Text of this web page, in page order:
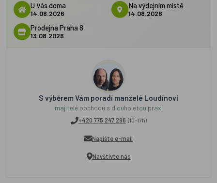
U Vás doma
14.08.2026
Na výdejním místě
14.08.2026
Prodejna Praha 8
13.08.2026
S výběrem Vám poradí manželé Loudínovi
majitelé obchodu s dlouholetou praxí
+420 775 247 296 (10-17h)
Napište e-mail
Navštivte nás